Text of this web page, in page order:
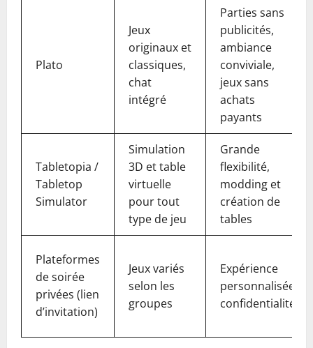
Plato
Jeux
originaux et
classiques,
chat
intégré
Parties sans
publicités,
ambiance
conviviale,
jeux sans
achats
payants
Tabletopia /
Tabletop
Simulator
Simulation
3D et table
virtuelle
pour tout
type de jeu
Grande
flexibilité,
modding et
création de
tables
Plateformes
de soirée
privées (lien
d’invitation)
Jeux variés
selon les
groupes
Expérience
personnalisée,
confidentialité